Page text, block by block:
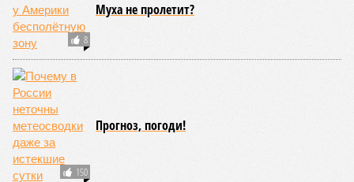
8
Муха не пролетит?
150
Прогноз, погоди!